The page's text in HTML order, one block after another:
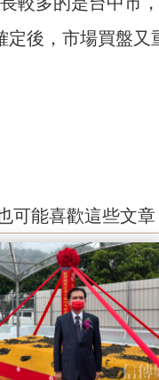
後，市場買盤又
可能喜歡這些文章